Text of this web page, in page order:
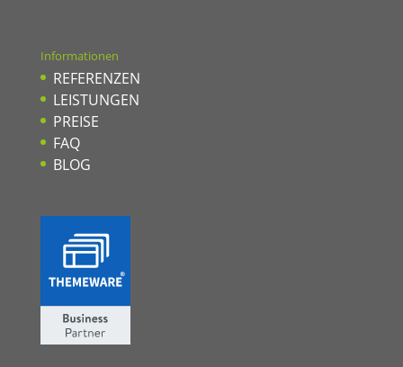
Informationen
REFERENZEN
LEISTUNGEN
PREISE
FAQ
BLOG